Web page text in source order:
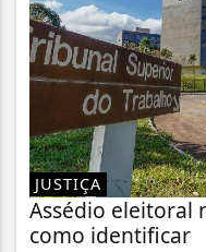
JUSTIÇA
Assédio eleitoral
como identificar